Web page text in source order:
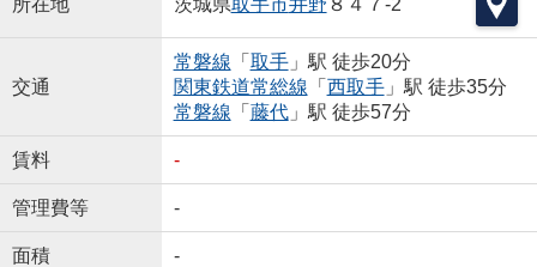
茨城県取手市井野 ８４７-2
交通
常磐線 「 取手」駅 徒歩20分
関東鉄道常総線 「 西取手」駅 徒歩35分
常磐線 「 藤代」駅 徒歩57分
賃料 -
管理費等 -
面積 -